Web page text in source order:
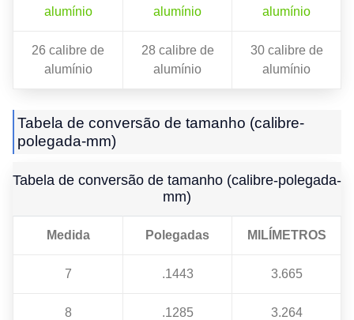
alumínio
alumínio
alumínio
26 calibre de
alumínio
28 calibre de
alumínio
30 calibre de
alumínio
Tabela de conversão de tamanho (calibre-
polegada-mm)
Tabela de conversão de tamanho (calibre-polegada-
mm)
Medida Polegadas MILÍMETROS
7 .1443 3.665
8 .1285 3.264